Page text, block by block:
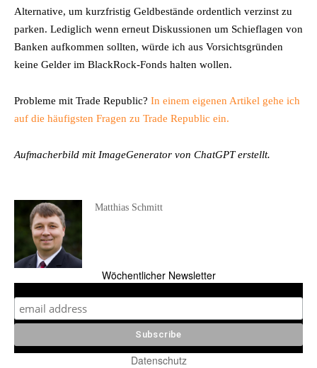
Alternative, um kurzfristig Geldbestände ordentlich verzinst zu
parken. Lediglich wenn erneut Diskussionen um Schieflagen von
Banken aufkommen sollten, würde ich aus Vorsichtsgründen
keine Gelder im BlackRock-Fonds halten wollen.
Probleme mit Trade Republic? In einem eigenen Artikel gehe ich
auf die häufigsten Fragen zu Trade Republic ein.
Aufmacherbild mit ImageGenerator von ChatGPT erstellt.
Matthias Schmitt
Wöchentlicher Newsletter
Datenschutz